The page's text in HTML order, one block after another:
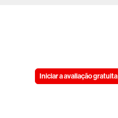
Iniciar a avaliação gratuita